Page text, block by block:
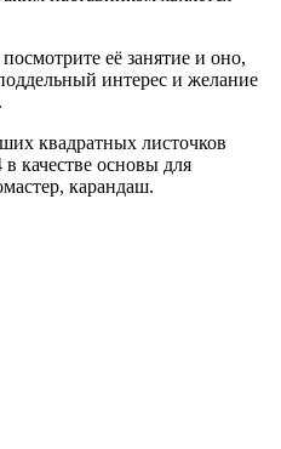
её занятие и оно,
интерес и желание
квадратных листочков
качестве основы для
карандаш.